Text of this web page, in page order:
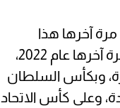
على الصعيد المحلي حصل النادي الأهلي على درع الدوري المصري الممتاز 44 مرة آخرها هذا
الموسم ويعد الأكثر تتويجًا بالألقاب، كما حصل على بطولة كأس مصر 39 مرة آخرها عام 2022،
بكأس السوبر المصري 15 مرة، وبدوري منطقة القاهرة 15 مرة، وبكأس السلطان
وعلى كأس الاتحاد